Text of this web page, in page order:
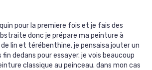
pour la premiere fois et je fais des
donc je prépare ma peinture à
lin et térébenthine. je pensaisa jouter un
dedans pour essayer. je vois beaucoup
classique au peinceau. dans mon cas